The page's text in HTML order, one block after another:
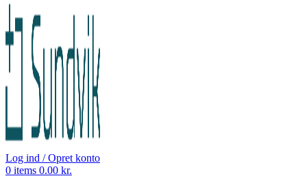
Log ind / Opret konto
0 items 0.00 kr.